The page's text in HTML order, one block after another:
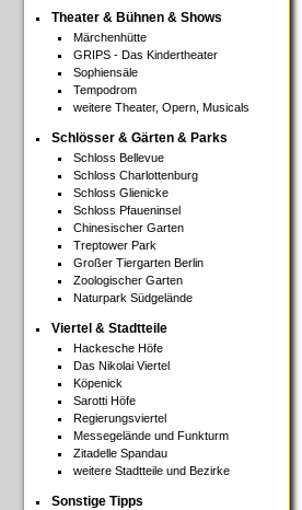
Theater & Bühnen & Shows
Märchenhütte
GRIPS - Das Kindertheater
Sophiensäle
Tempodrom
weitere Theater, Opern, Musicals
Schlösser & Gärten & Parks
Schloss Bellevue
Schloss Charlottenburg
Schloss Glienicke
Schloss Pfaueninsel
Chinesischer Garten
Treptower Park
Großer Tiergarten Berlin
Zoologischer Garten
Naturpark Südgelände
Viertel & Stadtteile
Hackesche Höfe
Das Nikolai Viertel
Köpenick
Sarotti Höfe
Regierungsviertel
Messegelände und Funkturm
Zitadelle Spandau
weitere Stadtteile und Bezirke
Sonstige Tipps